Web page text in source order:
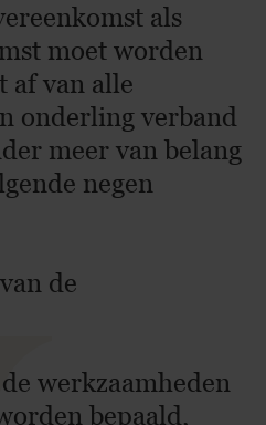
als
moet worden
af van alle
onderling verband
meer van belang
negen
de
werkzaamheden
bepaald,